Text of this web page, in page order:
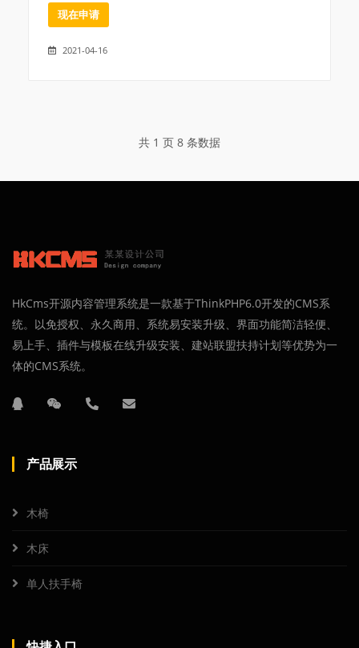
现在申请
2021-04-16
共 1 页 8 条数据
HkCms开源内容管理系统是一款基于ThinkPHP6.0开发的CMS系
统。以免授权、永久商用、系统易安装升级、界面功能简洁轻便、
易上手、插件与模板在线升级安装、建站联盟扶持计划等优势为一
体的CMS系统。
产品展示
木椅
木床
单人扶手椅